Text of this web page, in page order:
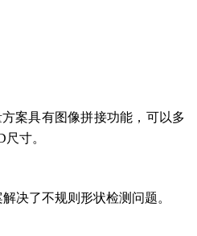
案具有图像拼接功能，可以多
寸。
决了不规则形状检测问题。